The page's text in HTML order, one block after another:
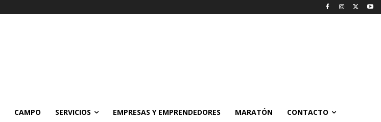
CAMPO SERVICIOS EMPRESAS Y EMPRENDEDORES MARATÓN CONTACTO